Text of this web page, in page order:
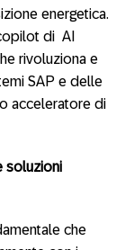
energetica.
di AI
rivoluziona e
SAP e delle
acceleratore di
soluzioni
che